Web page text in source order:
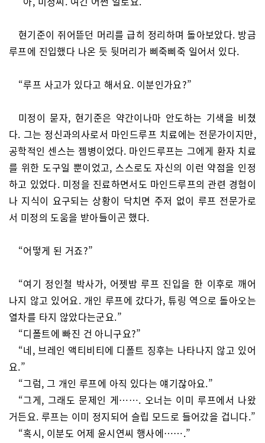
현기준이 쥐어뜯던 머리를 급히 정리하며 돌아보았다. 방금
루프에 진입했다 나온 듯 뒷머리가 삐죽삐죽 일어서 있다.
“루프 사고가 있다고 해서요. 이분인가요?”
미정이 묻자, 현기준은 약간이나마 안도하는 기색을 비쳤
다. 그는 정신과의사로서 마인드루프 치료에는 전문가이지만,
공학적인 센스는 젬병이었다. 마인드루프는 그에게 환자 치료
를 위한 도구일 뿐이었고, 스스로도 자신의 이런 약점을 인정
하고 있었다. 미정을 진료하면서도 마인드루프의 관련 경험이
나 지식이 요구되는 상황이 닥치면 주저 없이 루프 전문가로
서 미정의 도움을 받아들이곤 했다.
“어떻게 된 거죠?”
“여기 정인철 박사가, 어젯밤 루프 진입을 한 이후로 깨어
나지 않고 있어요. 개인 루프에 갔다가, 튜링 역으로 돌아오는
열차를 타지 않았다는군요.”
“디폴트에 빠진 건 아니구요?”
“네, 브레인 액티비티에 디폴트 징후는 나타나지 않고 있어
요.”
“그럼, 그 개인 루프에 아직 있다는 얘기잖아요.”
“그게, 그래도 문제인 게……. 오너는 이미 루프에서 나왔
거든요. 루프는 이미 정지되어 슬립 모드로 들어갔을 겁니다.”
“혹시, 이분도 어제 윤시연씨 행사에…….”